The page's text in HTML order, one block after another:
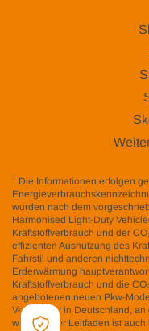
1 Die Informationen erfolgen
wurden nach dem
Harmonised Light-Duty
Kraftstoffverbrauch und der
effizienten Ausnutzung des
Fahrstil und anderen
Erderwärmung
Kraftstoffverbrauch und die
angebotenen neuen Pkw-
Verkaufsort in Deutschland,
werden. Der Leitfaden ist auch